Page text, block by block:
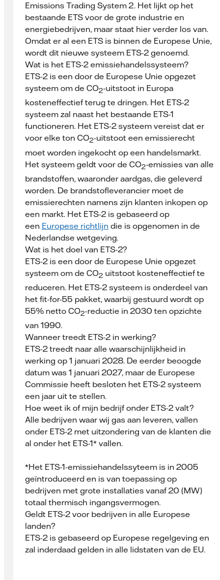
Emissions Trading System 2. Het lijkt op het
bestaande ETS voor de grote industrie en
energiebedrijven, maar staat hier verder los van.
Omdat er al een ETS is binnen de Europese Unie,
wordt dit nieuwe systeem ETS-2 genoemd.
Wat is het ETS-2 emissiehandelssysteem?
ETS-2 is een door de Europese Unie opgezet
systeem om de CO2-uitstoot in Europa
kosteneffectief terug te dringen. Het ETS-2
systeem zal naast het bestaande ETS-1
functioneren. Het ETS-2 systeem vereist dat er
voor elke ton CO2-uitstoot een emissierecht
moet worden ingekocht op een handelsmarkt.
Het systeem geldt voor de CO2-emissies van alle
brandstoffen, waaronder aardgas, die geleverd
worden. De brandstofleverancier moet de
emissierechten namens zijn klanten inkopen op
een markt. Het ETS-2 is gebaseerd op
een Europese richtlijn die is opgenomen in de
Nederlandse wetgeving.
Wat is het doel van ETS-2?
ETS-2 is een door de Europese Unie opgezet
systeem om de CO2 uitstoot kosteneffectief te
reduceren. Het ETS-2 systeem is onderdeel van
het fit-for-55 pakket, waarbij gestuurd wordt op
55% netto CO2-reductie in 2030 ten opzichte
van 1990.
Wanneer treedt ETS-2 in werking?
ETS-2 treedt naar alle waarschijnlijkheid in
werking op 1 januari 2028. De eerder beoogde
datum was 1 januari 2027, maar de Europese
Commissie heeft besloten het ETS-2 systeem
een jaar uit te stellen.
Hoe weet ik of mijn bedrijf onder ETS-2 valt?
Alle bedrijven waar wij gas aan leveren, vallen
onder ETS-2 met uitzondering van de klanten die
al onder het ETS-1* vallen.
*Het ETS-1-emissiehandelssyteem is in 2005
geïntroduceerd en is van toepassing op
bedrijven met grote installaties vanaf 20 (MW)
totaal thermisch ingangsvermogen.
Geldt ETS-2 voor bedrijven in alle Europese
landen?
ETS-2 is gebaseerd op Europese regelgeving en
zal inderdaad gelden in alle lidstaten van de EU.